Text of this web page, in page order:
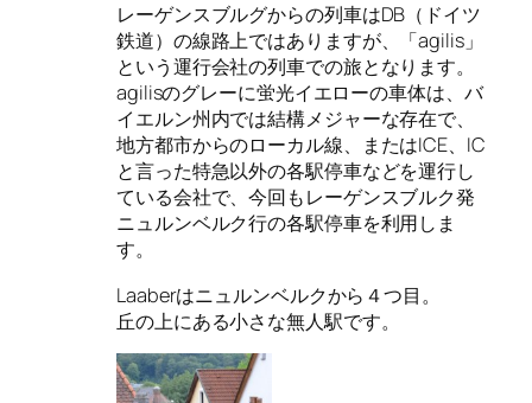
レーゲンスブルグからの列車はDB（ドイツ
鉄道）の線路上ではありますが、「agilis」
という運行会社の列車での旅となります。
agilisのグレーに蛍光イエローの車体は、バ
イエルン州内では結構メジャーな存在で、
地方都市からのローカル線、またはICE、IC
と言った特急以外の各駅停車などを運行し
ている会社で、今回もレーゲンスブルク発
ニュルンベルク行の各駅停車を利用しま
す。
Laaberはニュルンベルクから４つ目。
丘の上にある小さな無人駅です。